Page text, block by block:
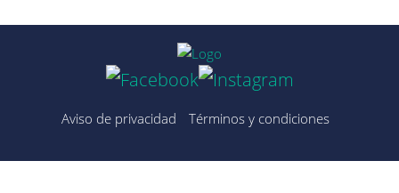
Aviso de privacidad Términos y condiciones